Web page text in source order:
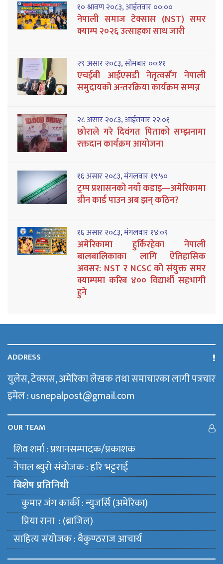
१० श्रावण २०८३, आईतवार ००:००
नेपाली समाज टेक्सास (NST) समर
क्याम्प २०२६ उत्साहका साथ जारी
२९ असार २०८३, सोमबार ००:११
एचईबी आईएसडी नेतृत्वसँग नेपाली
समुदायको अन्तरक्रिया कार्यक्रम सम्पन्न
२८ असार २०८३, आईतवार २२:०१
छोराले गरे दिवंगत पिताको सम्झनामा
रक्तदान कार्यक्रम आयोजना
१६ असार २०८३, मंगलवार १९:५०
ट्रम्प प्रशासनको नयाँ कडाइ—अमेरिकामा
ग्रीन कार्ड पाउन अब झन् कठिन?
१६ असार २०८३, मंगलवार १४:०९
अमेरिकामा हुर्किरहेका नेपाली
बालबालिकाका लागि ऐतिहासिक
अवसर: NST र NCSC को संयुक्त समर
क्याम्पमा करिब ४०० विद्यार्थी सहभागी
हुने
ADDRESS
युलेस, टेक्सस, अमेरिका लेखक तथा समाचारका लागी पत्रचार
इमेल : usnepalpost@gmail.com
OUR TEAM
शिव शर्मा : प्रधानसम्पादक/प्रकाशक
नेपाल ब्युराे संयाेजक : हरि भट्टराई
बिशेष प्रतिनिधी
कुमार जंग कार्की : न्युजर्सि (अमेरिका)
प्रिया राना : (ब्राजिल)
साहित्य संयाेजक : बैकुण्ठराज आचार्य